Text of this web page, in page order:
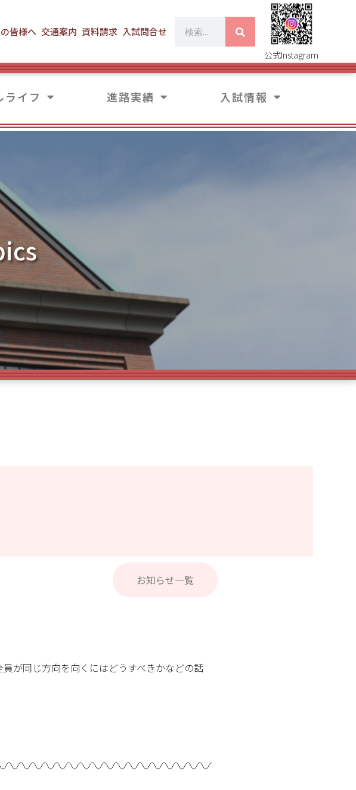
皆様へ 交通案内 資料請求 入試問合せ
公式Instagram
ライフ 進路実績 入試情報
お知らせ一覧
が同じ方向を向くにはどうすべきかなどの話